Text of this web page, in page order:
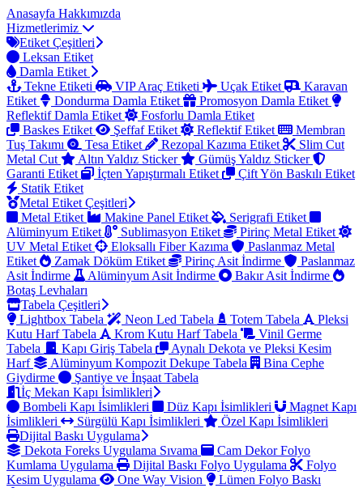
Anasayfa Hakkımızda
Hizmetlerimiz
Etiket Çeşitleri
Leksan Etiket
Damla Etiket
Tekne Etiketi
VIP Araç Etiketi Uçak Etiket
Karavan
Etiket
Dondurma Damla Etiket
Promosyon Damla Etiket
Reflektif Damla Etiket
Fosforlu Damla Etiket
Baskes Etiket
Şeffaf Etiket Reflektif Etiket
Membran
Tuş Takımı
Tesa Etiket Rezopal Kazıma Etiket
Slim Cut
Metal Cut
Altın Yaldız Sticker
Gümüş Yaldız Sticker
Garanti Etiket
İçten Yapıştırmalı Etiket
Çift Yön Baskılı Etiket
Statik Etiket
Metal Etiket Çeşitleri
Metal Etiket
Makine Panel Etiket
Serigrafi Etiket
Alüminyum Etiket
Sublimasyon Etiket
Pirinç Metal Etiket
UV Metal Etiket
Eloksallı Fiber Kazıma
Paslanmaz Metal
Etiket
Zamak Döküm Etiket Pirinç Asit İndirme
Paslanmaz
Asit İndirme
Alüminyum Asit İndirme
Bakır Asit İndirme
Botaş Levhaları
Tabela Çeşitleri
Lightbox Tabela
Neon Led Tabela Totem Tabela
Pleksi
Kutu Harf Tabela
Krom Kutu Harf Tabela
Vinil Germe
Tabela
Kapı Giriş Tabela
Aynalı Dekota ve Pleksi Kesim
Harf
Alüminyum Kompozit Dekupe Tabela
Bina Cephe
Giydirme
Şantiye ve İnşaat Tabela
İç Mekan Kapı İsimlikleri
Bombeli Kapı İsimlikleri
Düz Kapı İsimlikleri
Magnet Kapı
İsimlikleri
Sürgülü Kapı İsimlikleri
Özel Kapı İsimlikleri
Dijital Baskı Uygulama
Dekota Foreks Uygulama Sıvama
Cam Dekor Folyo
Kumlama Uygulama
Dijital Baskı Folyo Uygulama
Folyo
Kesim Uygulama
One Way Vision
Lümen Folyo Baskı